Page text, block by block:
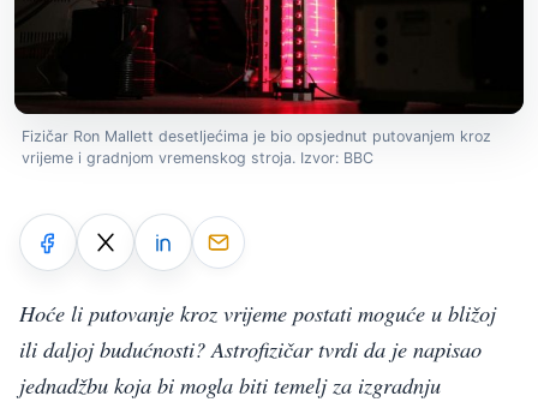
Fizičar Ron Mallett desetljećima je bio opsjednut putovanjem kroz
vrijeme i gradnjom vremenskog stroja. Izvor: BBC
Hoće li putovanje kroz vrijeme postati moguće u bližoj
ili daljoj budućnosti? Astrofizičar tvrdi da je napisao
jednadžbu koja bi mogla biti temelj za izgradnju